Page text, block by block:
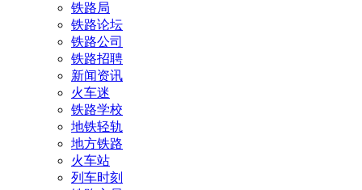
铁路局
铁路论坛
铁路公司
铁路招聘
新闻资讯
火车迷
铁路学校
地铁轻轨
地方铁路
火车站
列车时刻